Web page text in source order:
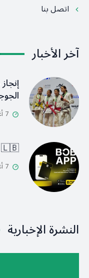
اتصل بنا
آخر الأخبار
7 أغسطس، 2026
🇱🇧 أخيار الصحف وتحليلاتها وأسرارها
7 أغسطس، 2026
النشرة الإخبارية